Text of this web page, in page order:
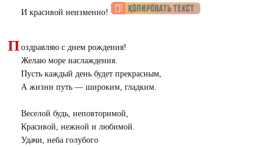
И красивой неизменно!
П оздравляю с днем рождения!
Желаю море наслаждения.
Пусть каждый день будет прекрасным,
А жизни путь ― широким, гладким.
Веселой будь, неповторимой,
Красивой, нежной и любимой.
Удачи, неба голубого